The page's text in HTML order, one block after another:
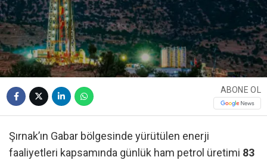
ABONE OL
Şırnak’ın Gabar bölgesinde yürütülen enerji
faaliyetleri kapsamında günlük ham petrol üretimi 83